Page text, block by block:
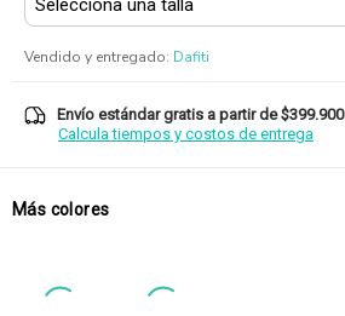
Vendido y entregado: Dafiti
Envío estándar gratis a partir de $399.900
Calcula tiempos y costos de entrega
Más colores